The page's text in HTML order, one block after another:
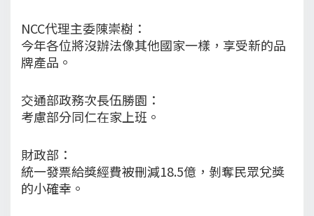
NCC代理主委陳崇樹：
今年各位將沒辦法像其他國家一樣，享受新的品
牌產品。
交通部政務次長伍勝園：
考慮部分同仁在家上班。
財政部：
統一發票給獎經費被刪減18.5億，剝奪民眾兌獎
的小確幸。